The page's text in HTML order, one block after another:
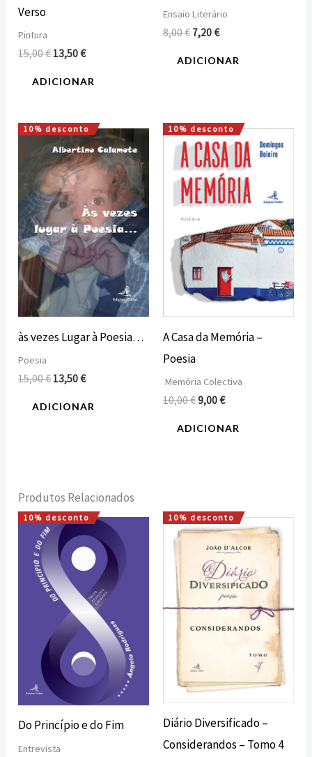
Verso
Pintura
15,00€ 13,50€
ADICIONAR
Ensaio Literário
8,00€ 7,20€
ADICIONAR
10% desconto
às vezes Lugar à Poesia…
Poesia
15,00€
O
preço
original
era:
15,00 €.
13,50€
O
preço
atual
é:
13,50 €.
ADICIONAR
10% desconto
A Casa da Memória –
Poesia
Memória Colectiva
10,00€
O
preço
original
era:
10,00 €.
9,00€
O
preço
atual
é:
9,00 €.
ADICIONAR
Produtos Relacionados
10% desconto
Do Princípio e do Fim
Entrevista
O
preço
original
era:
10,00 €.
O
preço
atual
9,00 €.
10% desconto
Diário Diversificado –
Considerandos – Tomo 4
O
preço
original
era:
15,00 €.
O
preço
atual
13,50 €.